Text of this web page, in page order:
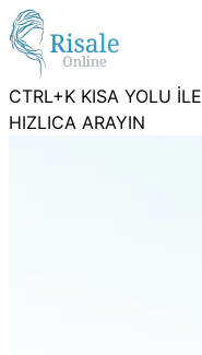
CTRL+K KISA YOLU İLE
HIZLICA ARAYIN